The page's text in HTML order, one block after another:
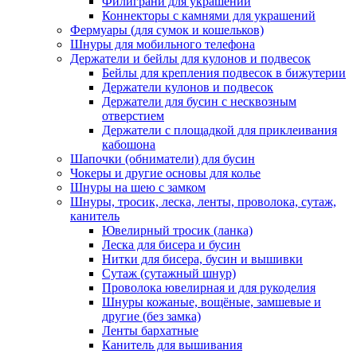
Коннекторы с камнями для украшений
Фермуары (для сумок и кошельков)
Шнуры для мобильного телефона
Держатели и бейлы для кулонов и подвесок
Бейлы для крепления подвесок в бижутерии
Держатели кулонов и подвесок
Держатели для бусин с несквозным
отверстием
Держатели с площадкой для приклеивания
кабошона
Шапочки (обниматели) для бусин
Чокеры и другие основы для колье
Шнуры на шею с замком
Шнуры, тросик, леска, ленты, проволока, сутаж,
канитель
Ювелирный тросик (ланка)
Леска для бисера и бусин
Нитки для бисера, бусин и вышивки
Сутаж (сутажный шнур)
Проволока ювелирная и для рукоделия
Шнуры кожаные, вощёные, замшевые и
другие (без замка)
Ленты бархатные
Канитель для вышивания